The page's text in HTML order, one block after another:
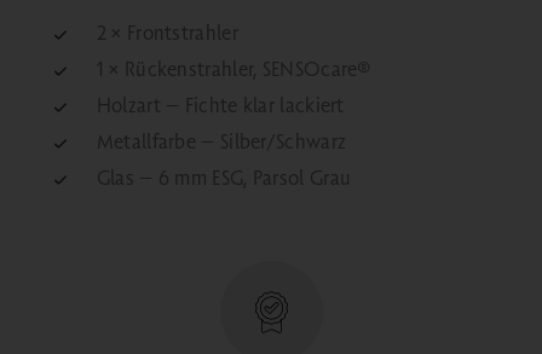
2 × Frontstrahler
1 × Rückenstrahler, SENSOcare®
Holzart – Fichte klar lackiert
Metallfarbe – Silber/Schwarz
Glas – 6 mm ESG, Parsol Grau